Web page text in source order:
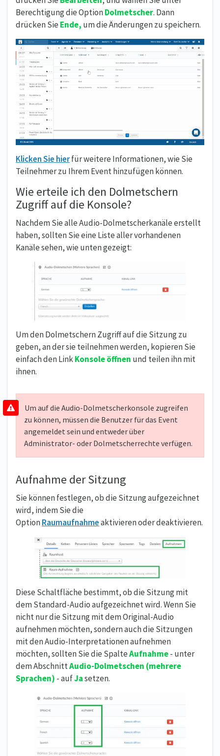
Berechtigung die OptionDolmetscher. Dann
drücken Sie Ende, um die Änderungen zu speichern.
Klicken Sie hierfür weitere Informationen, wie Sie
Teilnehmer zu Ihrem Event hinzufügen können.
Wie erteile ich den Dolmetschern
Zugriff auf die Konsole?
Nachdem Sie alle Audio-Dolmetscherkanäle erstellt
haben, sollten Sie eine Liste aller vorhandenen
Kanäle sehen, wie unten gezeigt:
Um den Dolmetschern Zugriff auf die Sitzung zu
geben, an der sie teilnehmen werden, kopieren Sie
einfach den LinkKonsole öffnen und teilen ihn mit
ihnen.
Um auf die Audio-Dolmetscherkonsole zugreifen
zu können, müssen die Benutzer für das Event
angemeldet sein und entweder über
Administrator- oder Dolmetscherrechte verfügen.
Aufnahme der Sitzung
Sie können festlegen, ob die Sitzung aufgezeichnet
wird, indem Sie die
OptionRaumaufnahmeaktivieren oder deaktivieren.
Diese Schaltfläche bestimmt, ob die Sitzung mit
dem Standard-Audio aufgezeichnet wird. Wenn Sie
nicht nur die Sitzung mit dem Original-Audio
aufnehmen möchten, sondern auch die Sitzungen
mit den Audio-Interpretationen aufnehmen
möchten, sollten Sie die SpalteAufnahme- unter
dem AbschnittAudio-Dolmetschen (mehrere
Sprachen) - aufJasetzen.